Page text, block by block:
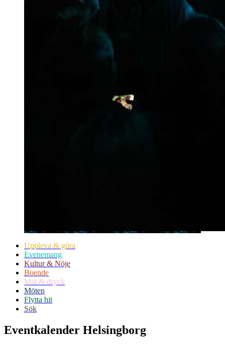
Uppleva & göra
Evenemang
Kultur & Nöje
Boende
Mat & dryck
Möten
Flytta hit
Sök
Eventkalender Helsingborg